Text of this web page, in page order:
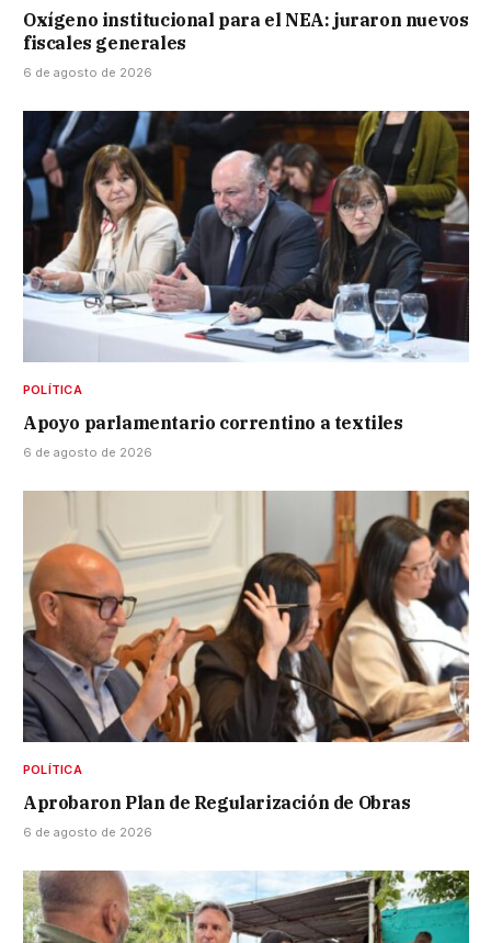
Oxígeno institucional para el NEA: juraron nuevos
fiscales generales
6 de agosto de 2026
POLÍTICA
Apoyo parlamentario correntino a textiles
6 de agosto de 2026
POLÍTICA
Aprobaron Plan de Regularización de Obras
6 de agosto de 2026